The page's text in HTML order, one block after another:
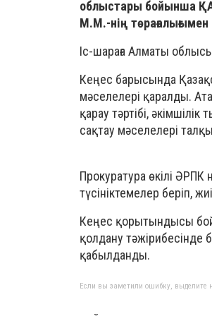
облыстары бойынша
М.М.-нің
Іс-шараға Алматы
Кеңес барысында
мәселелері қаралды.
қарау тәртібі,
сақтау мәселелері
Прокуратура өкілі
түсініктемелер беріп,
Кеңес қорытындысы
қолдану тәжірибесінде
қабылданды.
Если вы заметили ошибку, выделите